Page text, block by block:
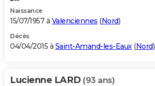
Naissance
15/07/1957 à Valenciennes (Nord)
Décès
04/04/2015 à Saint-Amand-les-Eaux(Nord)
Lucienne LARD (93 ans)